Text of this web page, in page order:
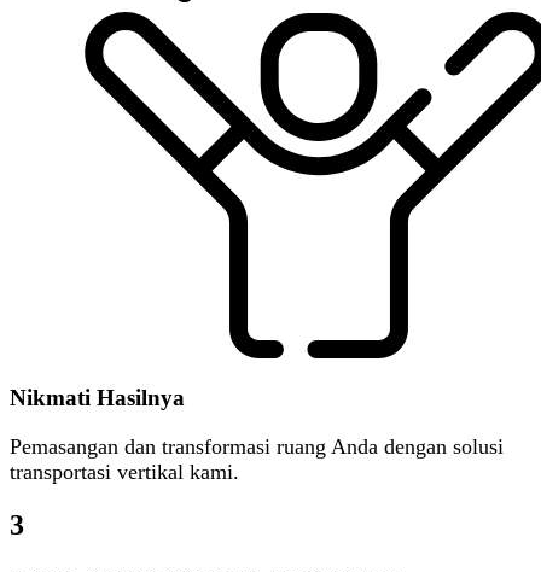
Nikmati Hasilnya
Pemasangan dan transformasi ruang Anda dengan solusi
transportasi vertikal kami.
3